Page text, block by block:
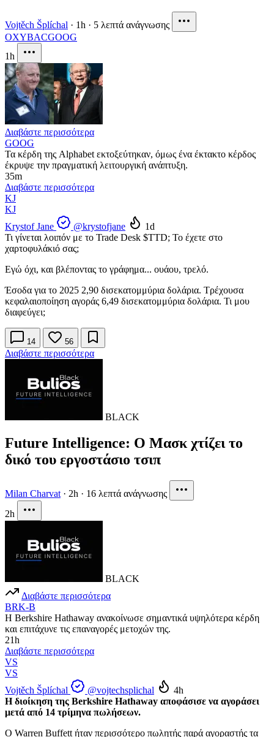
Vojtěch Šplíchal · 1h · 5 λεπτά ανάγνωσης
OXYBACGOOG
1h
Διαβάστε περισσότερα
GOOG
Τα κέρδη της Alphabet εκτοξεύτηκαν, όμως ένα έκτακτο κέρδος
έκρυψε την πραγματική λειτουργική ανάπτυξη.
35m
Διαβάστε περισσότερα
KJ
KJ
Krystof Jane
@krystofjane
1d
Τι γίνεται λοιπόν με το Trade Desk $TTD; Το έχετε στο
χαρτοφυλάκιό σας;
Εγώ όχι, και βλέποντας το γράφημα... ουάου, τρελό.
Έσοδα για το 2025 2,90 δισεκατομμύρια δολάρια. Τρέχουσα
κεφαλαιοποίηση αγοράς 6,49 δισεκατομμύρια δολάρια. Τι μου
διαφεύγει;
14 56
Διαβάστε περισσότερα
BLACK
Future Intelligence: Ο Μασκ χτίζει το
δικό του εργοστάσιο τσιπ
Milan Charvat · 2h · 16 λεπτά ανάγνωσης
2h
BLACK
Διαβάστε περισσότερα
BRK-B
Η Berkshire Hathaway ανακοίνωσε σημαντικά υψηλότερα κέρδη
και επιτάχυνε τις επαναγορές μετοχών της.
21h
Διαβάστε περισσότερα
VS
VS
Vojtěch Šplíchal
@vojtechsplichal
4h
Η διοίκηση της Berkshire Hathaway αποφάσισε να αγοράσει
μετά από 14 τρίμηνα πωλήσεων.
Ο Warren Buffett ήταν περισσότερο πωλητής παρά αγοραστής τα